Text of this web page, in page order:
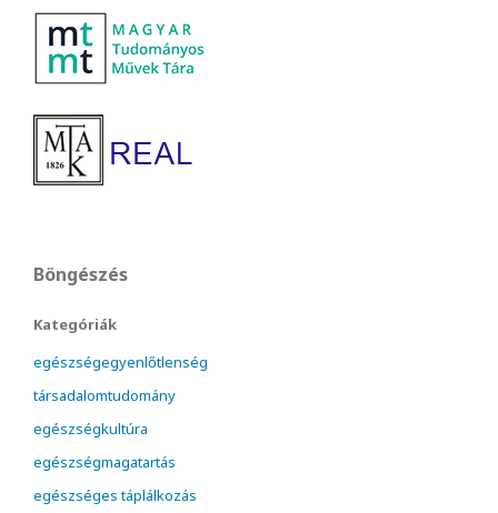
Böngészés
Kategóriák
egészségegyenlőtlenség
társadalomtudomány
egészségkultúra
egészségmagatartás
egészséges táplálkozás